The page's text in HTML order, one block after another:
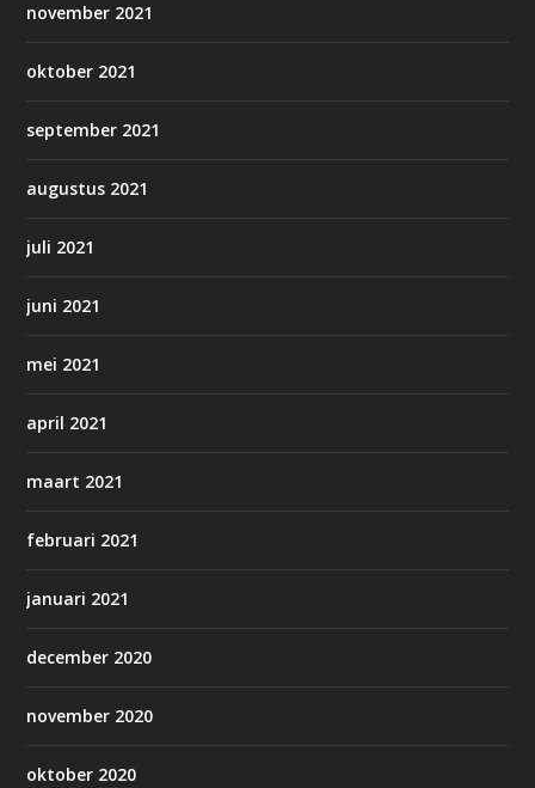
november 2021
oktober 2021
september 2021
augustus 2021
juli 2021
juni 2021
mei 2021
april 2021
maart 2021
februari 2021
januari 2021
december 2020
november 2020
oktober 2020